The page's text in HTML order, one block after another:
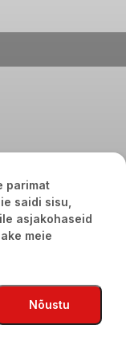
parimat
saidi sisu,
asjakohaseid
meie
Nõustu